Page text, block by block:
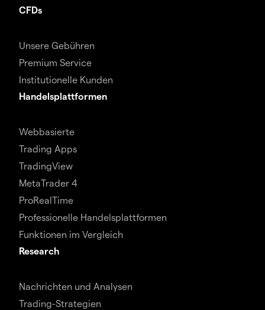
CFDs
Unsere Gebühren
Premium Service
Institutionelle Kunden
Handelsplattformen
Webbasierte
Trading Apps
TradingView
MetaTrader 4
ProRealTime
Professionelle Handelsplattformen
Funktionen im Vergleich
Research
Nachrichten und Analysen
Trading-Strategien